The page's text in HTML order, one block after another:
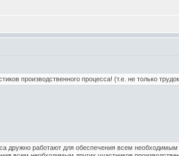
производственного процесса! (т.е. не только
дружно работают для обеспечения всем